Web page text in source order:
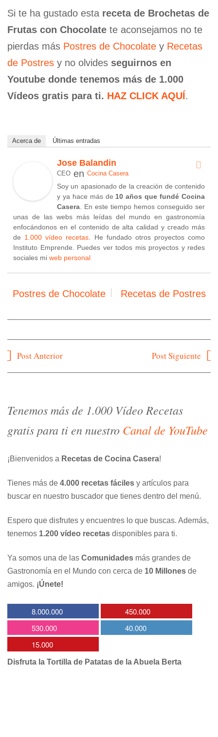
Si te ha gustado esta receta de Brochetas de
Frutas con Chocolate te aconsejamos no te
pierdas más Postres de Chocolate y Recetas
de Postres y no olvides seguirnos en
Youtube donde tenemos más de 1.000
Vídeos gratis para ti. HAZ CLICK AQUÍ.
Acerca de Últimas entradas
Jose Balandin
CEO en Cocina Casera
Soy un apasionado de la creación de contenido
y ya hace más de 10 años que fundé Cocina
Casera . En este tiempo hemos conseguido ser
unas de las webs más leídas del mundo en gastronomía
enfocándonos en el contenido de alta calidad y creado más
de 1.000 vídeo recetas . He fundado otros proyectos como
Instituto Emprende. Puedes ver todos mis proyectos y redes
sociales mi web personal
Postres de Chocolate Recetas de Postres
Navegación
Post Anterior Post Siguiente
Tenemos más de 1.000 Vídeo Recetas
gratis para ti en nuestro Canal de YouTube
¡Bienvenidos a Recetas de Cocina Casera!
Tienes más de 4.000 recetas fáciles y artículos para
buscar en nuestro buscador que tienes dentro del menú.
Espero que disfrutes y encuentres lo que buscas. Además,
tenemos 1.200 vídeo recetas disponibles para ti.
Ya somos una de las Comunidades más grandes de
Gastronomía en el Mundo con cerca de 10 Millones de
amigos. ¡Únete!
8.000.000
450.000
530.000
40.000
15.000
Disfruta la Tortilla de Patatas de la Abuela Berta